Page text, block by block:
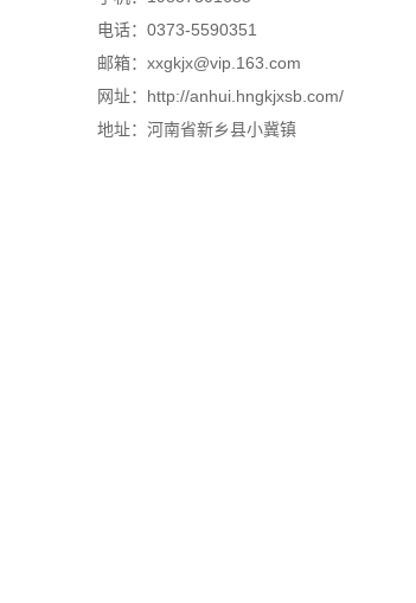
电话：0373-5590351
邮箱：xxgkjx@vip.163.com
网址：http://anhui.hngkjxsb.com/
地址：河南省新乡县小冀镇